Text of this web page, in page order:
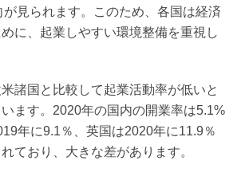
見られます。このため、各国は経済
に、起業しやすい環境整備を重視し
諸国と比較して起業活動率が低いと
ます。2020年の国内の開業率は5.1%
年に9.1％、英国は2020年に11.9％
ており、大きな差があります。